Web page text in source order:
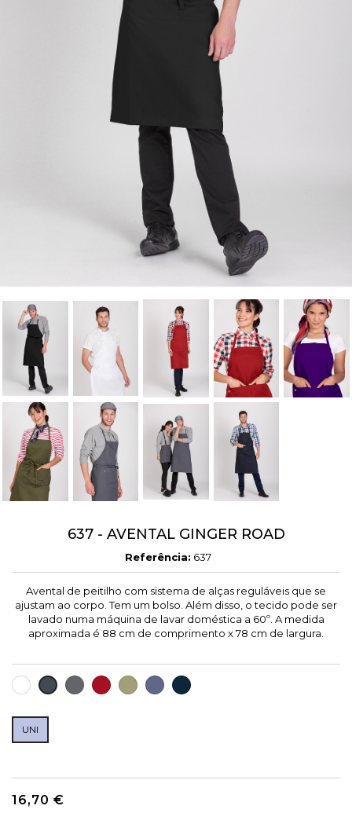
637 - AVENTAL GINGER ROAD
Referência: 637
Avental de peitilho com sistema de alças reguláveis ​​que se
ajustam ao corpo. Tem um bolso. Além disso, o tecido pode ser
lavado numa máquina de lavar doméstica a 60º. A medida
aproximada é 88 cm de comprimento x 78 cm de largura.
BRANCO
PRETOCINZA
ESCURO
VERMELHO
ESCURO
KAKI VIOLETAMARINHO
ESCURO
UNI
16,70 €
Wishlist name
Cancel